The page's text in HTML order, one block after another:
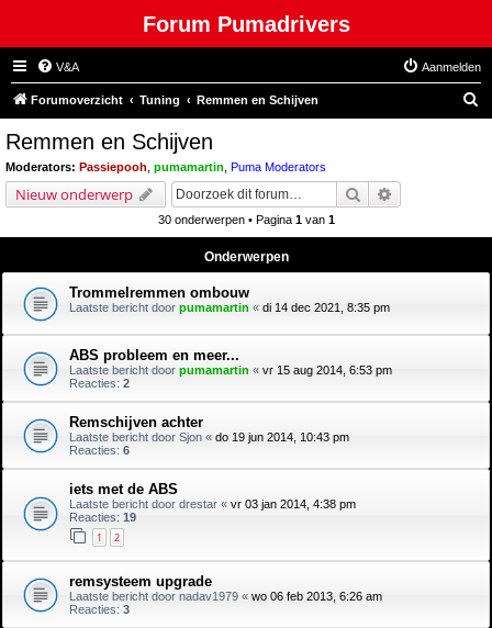
Forum Pumadrivers
V&A Aanmelden
Forumoverzicht Tuning Remmen en Schijven
Remmen en Schijven
Moderators: Passiepooh pumamartin Puma Moderators
Nieuw onderwerp Zoek
30 onderwerpen • Pagina 1van 1
Onderwerpen
Trommelremmen ombouw
Laatste bericht door pumamartin « di 14 dec 2021, 8:35 pm
ABS probleem en meer...
Laatste bericht door pumamartin « vr 15 aug 2014, 6:53 pm
Reacties: 2
Remschijven achter
Laatste bericht door Sjon « do 19 jun 2014, 10:43 pm
Reacties: 6
iets met de ABS
Laatste bericht door drestar « vr 03 jan 2014, 4:38 pm
Reacties: 19
1 2
remsysteem upgrade
Laatste bericht door nadav1979 « wo 06 feb 2013, 6:26 am
Reacties: 3